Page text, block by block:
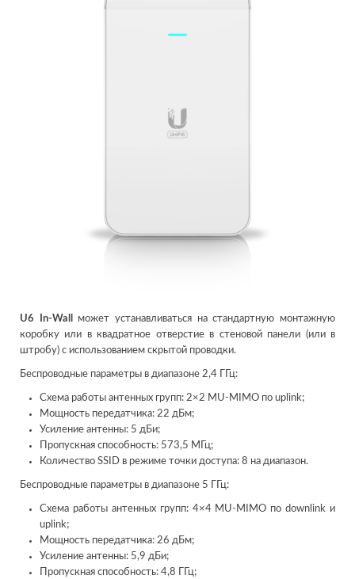
U6 In-Wall
может устанавливаться на стандартную монтажную
коробку или в квадратное отверстие в стеновой панели (или в
штробу) с использованием скрытой проводки.
Беспроводные параметры в диапазоне 2,4 ГГц:
Схема работы антенных групп: 2×2 MU-MIMO по uplink;
Мощность передатчика: 22 дБм;
Усиление антенны: 5 дБи;
Пропускная способность: 573,5 МГц;
Количество SSID в режиме точки доступа: 8 на диапазон.
Беспроводные параметры в диапазоне 5 ГГц:
Схема работы антенных групп: 4×4 MU-MIMO по downlink и
uplink;
Мощность передатчика: 26 дБм;
Усиление антенны: 5,9 дБи;
Пропускная способность: 4,8 ГГц;